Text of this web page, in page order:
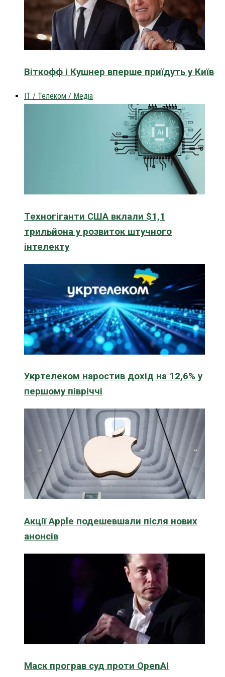
Віткофф і Кушнер вперше приїдуть у Київ
IT / Телеком / Медіа
Техногіганти США вклали $1,1
трильйона у розвиток штучного
інтелекту
Укртелеком наростив дохід на 12,6% у
першому півріччі
Акції Apple подешевшали після нових
анонсів
Маск програв суд проти OpenAI